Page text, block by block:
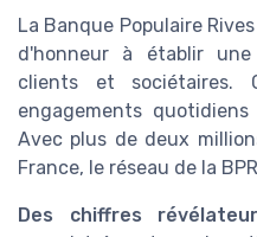
La Banque Populaire
d'honneur à établir
clients et sociétaires.
engagements
Avec plus de deux
France, le réseau de la
Des chiffres